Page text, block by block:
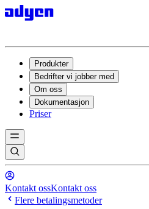
Produkter
Bedrifter vi jobber med
Om oss
Dokumentasjon
Priser
Kontakt ossKontakt oss
Flere betalingsmetoder